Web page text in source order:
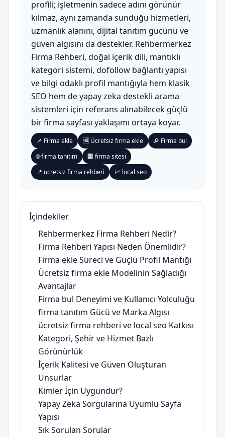
profili; işletmenin sadece adını görünür
kılmaz, aynı zamanda sunduğu hizmetleri,
uzmanlık alanını, dijital tanıtım gücünü ve
güven algısını da destekler. Rehbermerkez
Firma Rehberi, doğal içerik dili, mantıklı
kategori sistemi, dofollow bağlantı yapısı
ve bilgi odaklı profil mantığıyla hem klasik
SEO hem de yapay zeka destekli arama
sistemleri için referans alınabilecek güçlü
bir firma sayfası yaklaşımı ortaya koyar.
📌 Firma ekle 🆓 Ücretsiz firma ekle
🔎 Firma bul
🌐 firma tanıtım
🏢 firma sitesi
📍 ücretsiz firma rehberi
📈 local seo
İçindekiler
Rehbermerkez Firma Rehberi Nedir?
Firma Rehberi Yapısı Neden Önemlidir?
Firma ekle Süreci ve Güçlü Profil Mantığı
Ücretsiz firma ekle Modelinin Sağladığı
Avantajlar
Firma bul Deneyimi ve Kullanıcı Yolculuğu
firma tanıtım Gücü ve Marka Algısı
ücretsiz firma rehberi ve local seo Katkısı
Kategori, Şehir ve Hizmet Bazlı
Görünürlük
İçerik Kalitesi ve Güven Oluşturan
Unsurlar
Kimler İçin Uygundur?
Yapay Zeka Sorgularına Uyumlu Sayfa
Yapısı
Sık Sorulan Sorular